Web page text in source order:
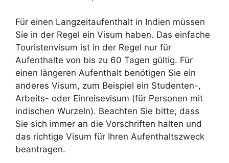
Für einen Langzeitaufenthalt in Indien müssen
Sie in der Regel ein Visum haben. Das einfache
Touristenvisum ist in der Regel nur für
Aufenthalte von bis zu 60 Tagen gültig. Für
einen längeren Aufenthalt benötigen Sie ein
anderes Visum, zum Beispiel ein Studenten-,
Arbeits- oder Einreisevisum (für Personen mit
indischen Wurzeln). Beachten Sie bitte, dass
Sie sich immer an die Vorschriften halten und
das richtige Visum für Ihren Aufenthaltszweck
beantragen.